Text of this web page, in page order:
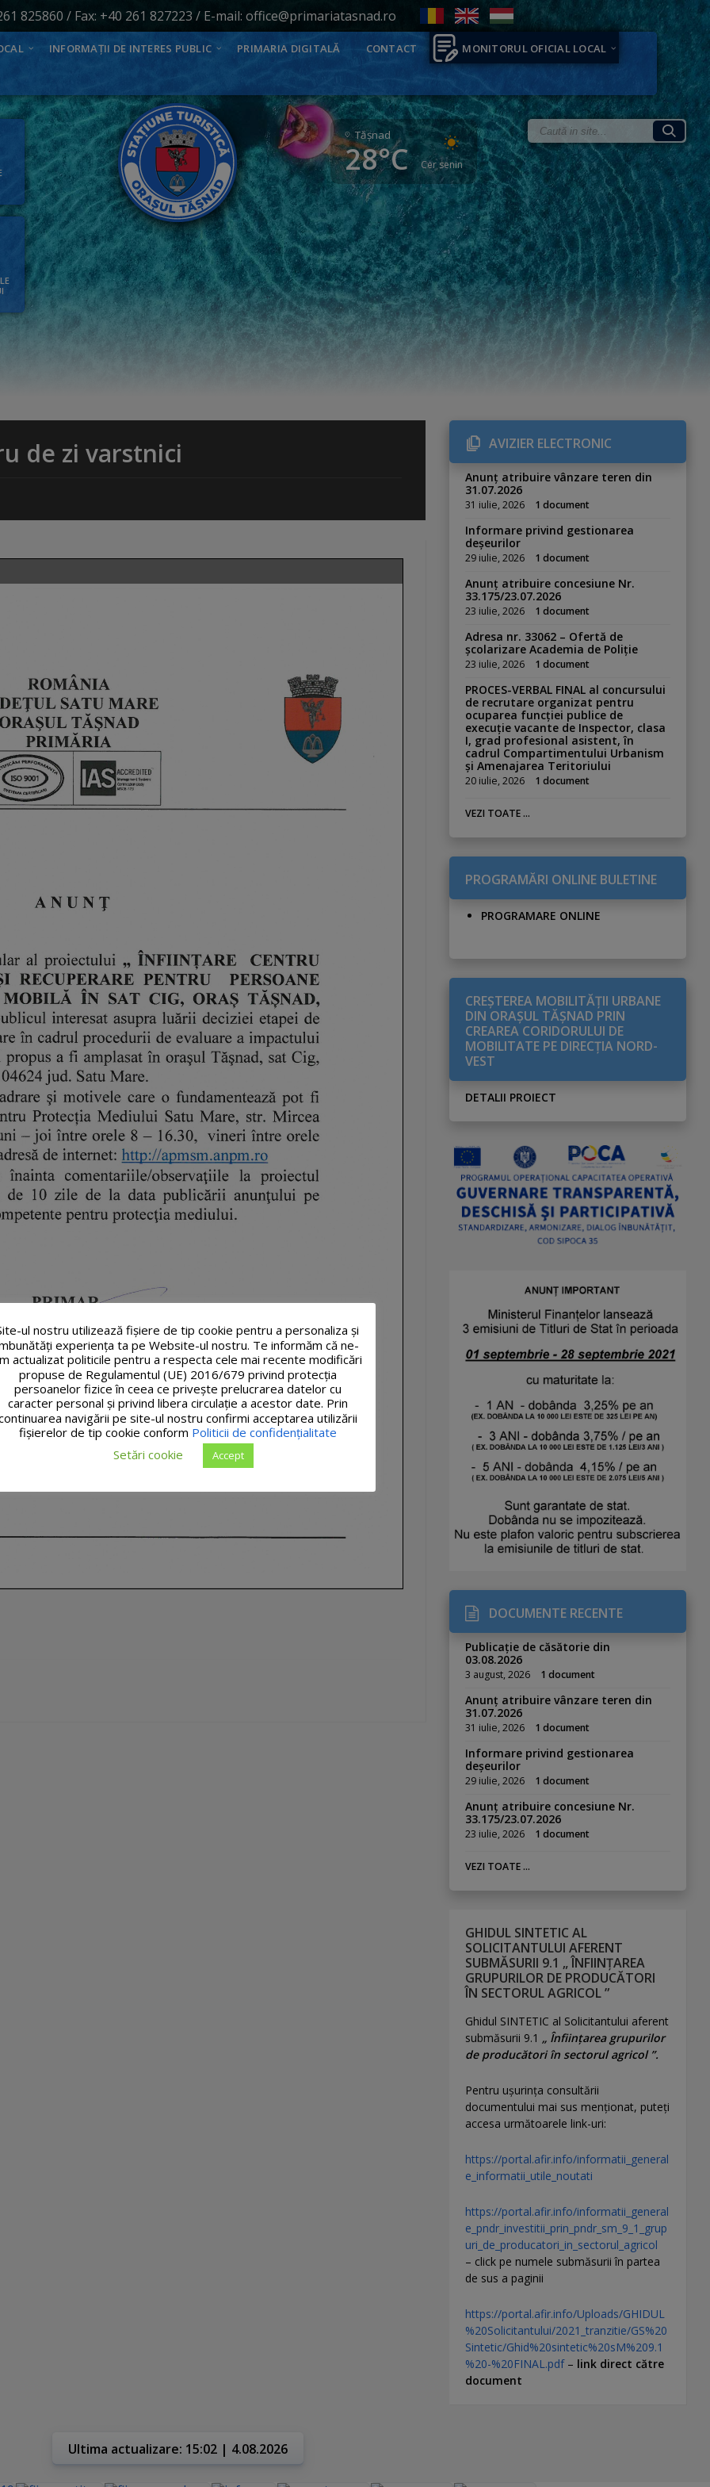
825860 / Fax: +40 261 827223 / E-mail: office@primariatasnad.ro
INFORMAȚII DE INTERES PUBLIC PRIMARIA DIGITALĂ CONTACT MONITORUL OFICIAL LOCAL
Tăşnad
28°C Cer senin
de zi varstnici AVIZIER ELECTRONIC
Anunț atribuire vânzare teren din
31.07.2026
31 iulie, 2026 1 document
Informare privind gestionarea
deșeurilor
29 iulie, 2026 1 document
Anunț atribuire concesiune Nr.
33.175/23.07.2026
23 iulie, 2026 1 document
Adresa nr. 33062 – Ofertă de
școlarizare Academia de Poliție
23 iulie, 2026 1 document
PROCES-VERBAL FINAL al concursului
de recrutare organizat pentru
ocuparea funcției publice de
execuție vacante de Inspector, clasa
I, grad profesional asistent, în
cadrul Compartimentului Urbanism
și Amenajarea Teritoriului
20 iulie, 2026 1 document
VEZI TOATE ...
PROGRAMĂRI ONLINE BULETINE
PROGRAMARE ONLINE
CREŞTEREA MOBILITĂŢII URBANE
DIN ORAŞUL TĂŞNAD PRIN
CREAREA CORIDORULUI DE
MOBILITATE PE DIRECŢIA NORD-
VEST
DETALII PROIECT
DOCUMENTE RECENTE
Publicație de căsătorie din
03.08.2026
3 august, 2026 1 document
Anunț atribuire vânzare teren din
31.07.2026
31 iulie, 2026 1 document
Informare privind gestionarea
deșeurilor
29 iulie, 2026 1 document
Anunț atribuire concesiune Nr.
33.175/23.07.2026
23 iulie, 2026 1 document
VEZI TOATE ...
GHIDUL SINTETIC AL
SOLICITANTULUI AFERENT
SUBMĂSURII 9.1 „ ÎNFIINȚAREA
GRUPURILOR DE PRODUCĂTORI
ÎN SECTORUL AGRICOL ”
Ghidul SINTETIC al Solicitantului aferent
submăsurii 9.1 „ Înființarea grupurilor
de producători în sectorul agricol ”.
Pentru uşurinţa consultării
documentului mai sus menţionat, puteţi
accesa următoarele link-uri:
https://portal.afir.info/informatii_general
e_informatii_utile_noutati
https://portal.afir.info/informatii_general
e_pndr_investitii_prin_pndr_sm_9_1_grup
uri_de_producatori_in_sectorul_agricol
– click pe numele submăsurii în partea
de sus a paginii
https://portal.afir.info/Uploads/GHIDUL
%20Solicitantului/2021_tranzitie/GS%20
Sintetic/Ghid%20sintetic%20sM%209.1
%20-%20FINAL.pdf– link direct către
document
Ultima actualizare: 15:02 | 4.08.2026
ul nostru utilizează fişiere de tip cookie pentru a personaliza și
experiența ta pe Website-ul nostru. Te informăm că ne-
actualizat politicile pentru a respecta cele mai recente modificări
propuse de Regulamentul (UE) 2016/679 privind protecția
persoanelor fizice în ceea ce privește prelucrarea datelor cu
caracter personal și privind libera circulație a acestor date. Prin
navigării pe site-ul nostru confirmi acceptarea utilizării
fişierelor de tip cookie conform Politicii de confidențialitate
Setări cookie
Accept